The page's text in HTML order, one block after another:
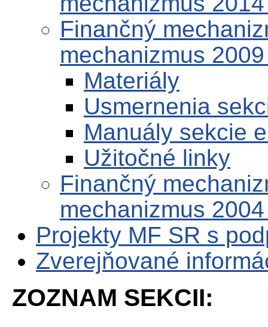
Finančný
mechanizmus
Materiály
Usmernenia
Manuály sekcie
Užitočné linky
Finančný
mechanizmus
Projekty MF SR s
Zverejňované
ZOZNAM SEKCII: